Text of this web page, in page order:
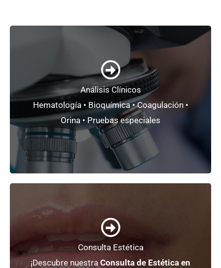
Análisis Clínicos
Hematología • Bioquímica • Coagulación •
Orina • Pruebas especiales
Análisis Clínicos
Organizamos analíticas para reconocimientos
de empresas.
+ Información
Consulta Estética
¡Descubre nuestraConsulta de Estética en
La mejor atención, a tu alcance.
+ Información